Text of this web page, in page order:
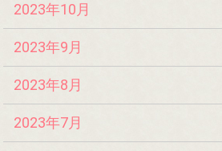
2023年10月
2023年9月
2023年8月
2023年7月